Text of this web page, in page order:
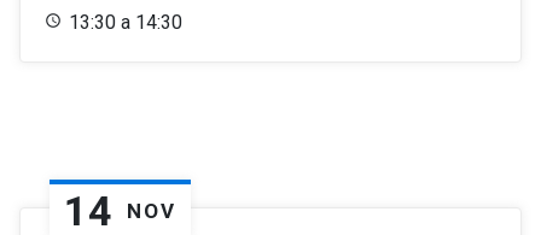
13:30 a 14:30
14 NOV